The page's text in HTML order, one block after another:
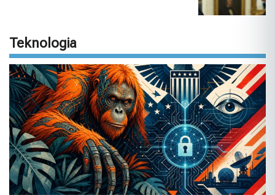
Teknologia